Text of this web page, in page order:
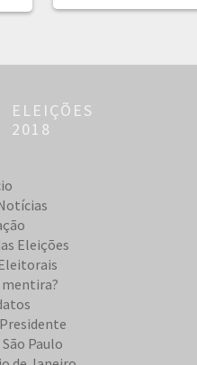
ELEIÇÕES
2018
Eleições
mentira?
Paulo